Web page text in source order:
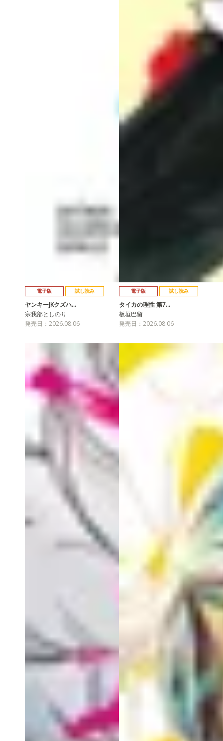
電子版 試し読み
ヤンキーJKクズハ…
宗我部としのり
発売日：2026.08.06
電子版 試し読み
タイカの理性 第7…
板垣巴留
発売日：2026.08.06